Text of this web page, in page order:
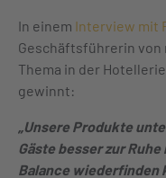
In einem Interview mit
Geschäftsführerin von
Thema in der
gewinnt:
„Unsere Produkte
Gäste besser zur
Balance wiederfinden